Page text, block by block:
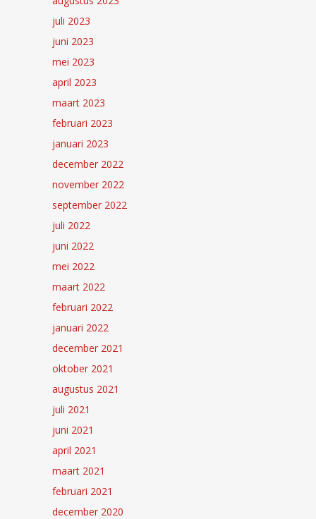
juli 2023
juni 2023
mei 2023
april 2023
maart 2023
februari 2023
januari 2023
december 2022
november 2022
september 2022
juli 2022
juni 2022
mei 2022
maart 2022
februari 2022
januari 2022
december 2021
oktober 2021
augustus 2021
juli 2021
juni 2021
april 2021
maart 2021
februari 2021
december 2020